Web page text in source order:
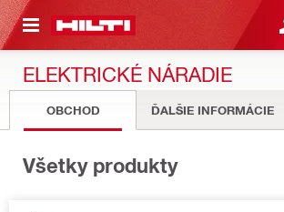
HLAVNÝ OBSAH
ELEKTRICKÉ NÁRADIE
OBCHOD ĎALŠIE INFORMÁCIE
Všetky produkty